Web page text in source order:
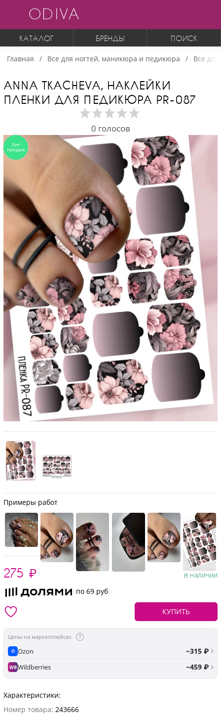
ODIVA
КАТАЛОГ БРЕНДЫ ПОИСК
Главная Все для ногтей, маникюра и педикюра Все
ANNA TKACHEVA, НАКЛЕЙКИ
ПЛЕНКИ ДЛЯ ПЕДИКЮРА PR-087
0 голосов
Примеры работ
275 ₽
в наличии
по 69 руб
КУПИТЬ
Цены на маркетплейсах
O Ozon ~315 ₽
WBWildberries ~459 ₽
Характеристики:
Номер товара: 243666